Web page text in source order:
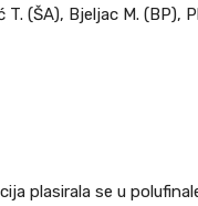
(ŠA), Bjeljac M. (BP),
plasirala se u